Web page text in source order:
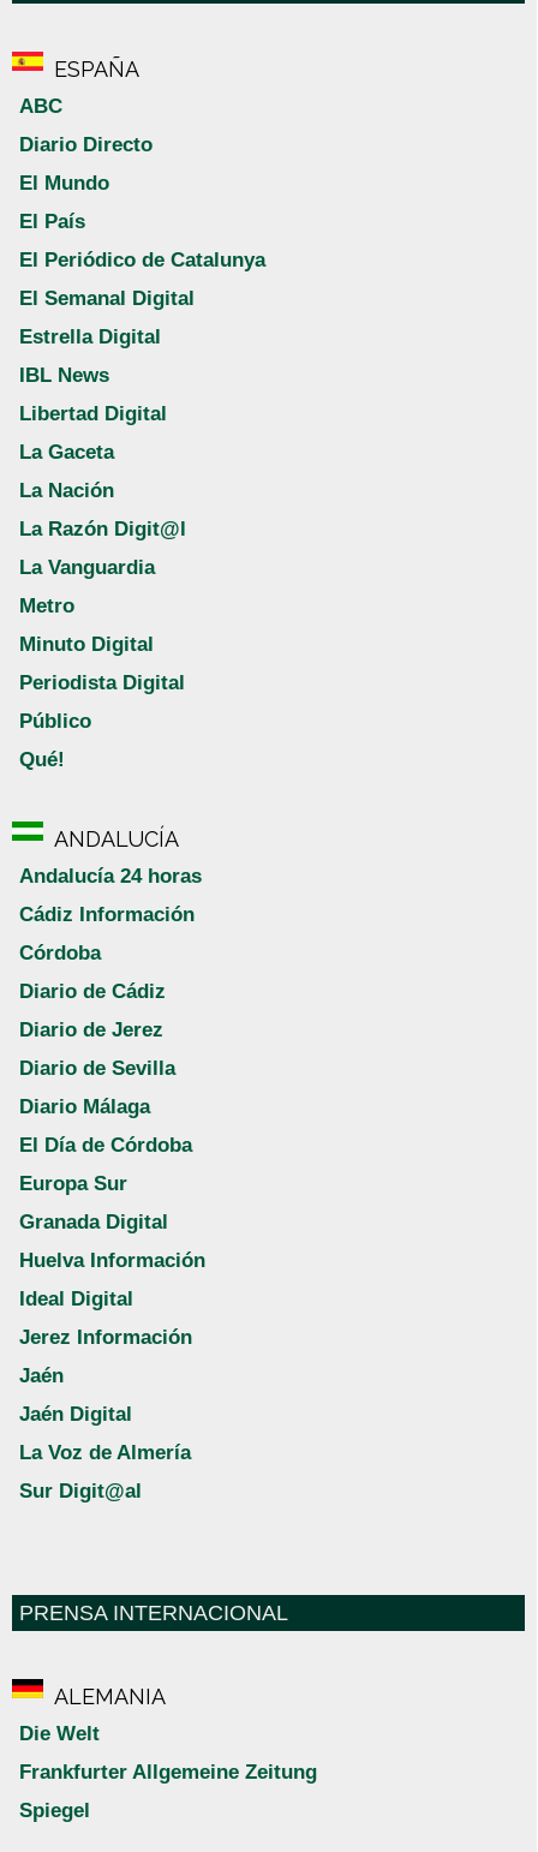
ESPAÑA
ABC
Diario Directo
El Mundo
El País
El Periódico de Catalunya
El Semanal Digital
Estrella Digital
IBL News
Libertad Digital
La Gaceta
La Nación
La Razón Digit@l
La Vanguardia
Metro
Minuto Digital
Periodista Digital
Público
Qué!
ANDALUCÍA
Andalucía 24 horas
Cádiz Información
Córdoba
Diario de Cádiz
Diario de Jerez
Diario de Sevilla
Diario Málaga
El Día de Córdoba
Europa Sur
Granada Digital
Huelva Información
Ideal Digital
Jerez Información
Jaén
Jaén Digital
La Voz de Almería
Sur Digit@al
PRENSA INTERNACIONAL
ALEMANIA
Die Welt
Frankfurter Allgemeine Zeitung
Spiegel